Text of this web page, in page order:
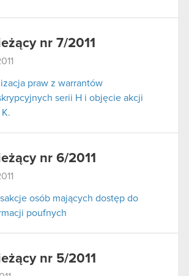
nr 7/2011
praw z warrantów
serii H i objęcie akcji
nr 6/2011
osób mających dostęp do
poufnych
nr 5/2011